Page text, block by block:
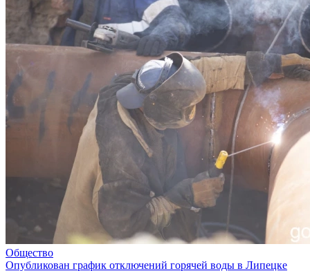
Общество
Опубликован график отключений горячей воды в Липецке